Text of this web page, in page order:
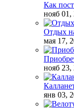
Как
нояб 01,
Отдых
мая 17,
нояб 23,
янв 03,